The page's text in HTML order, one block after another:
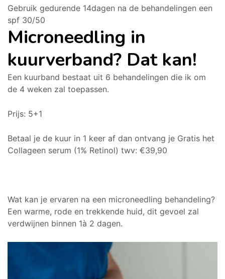
Gebruik gedurende 14dagen na de behandelingen een
spf 30/50
Microneedling in
kuurverband? Dat kan!
Een kuurband bestaat uit 6 behandelingen die ik om
de 4 weken zal toepassen.
Prijs: 5+1
Betaal je de kuur in 1 keer af dan ontvang je Gratis het
Collageen serum (1% Retinol) twv: €39,90
Wat kan je ervaren na een microneedling behandeling?
Een warme, rode en trekkende huid, dit gevoel zal
verdwijnen binnen 1à 2 dagen.